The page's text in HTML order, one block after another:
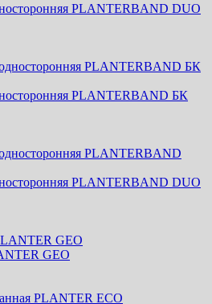
PLANTERBAND DUO
PLANTERBAND БК
PLANTERBAND DUO
GЕО